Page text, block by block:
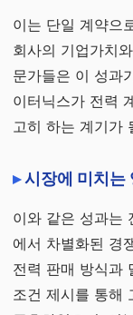
이는 단일 계약으
회사의 기업가치
문가들은 이 성과
이터닉스가 전력
고히 하는 계기가
시장에 미치는
이와 같은 성과는
에서 차별화된 경
전력 판매 방식과
조건 제시를 통해